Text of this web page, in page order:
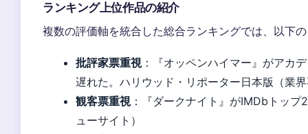
ランキング上位作品の紹介
複数の評価軸を統合した総合ランキングでは、以下
批評家票重視：『オッペンハイマー』がアカ
遅れた。ハリウッド・リポーター日本版（業
観客票重視：『ダークナイト』がIMDbトッ
ューサイト）